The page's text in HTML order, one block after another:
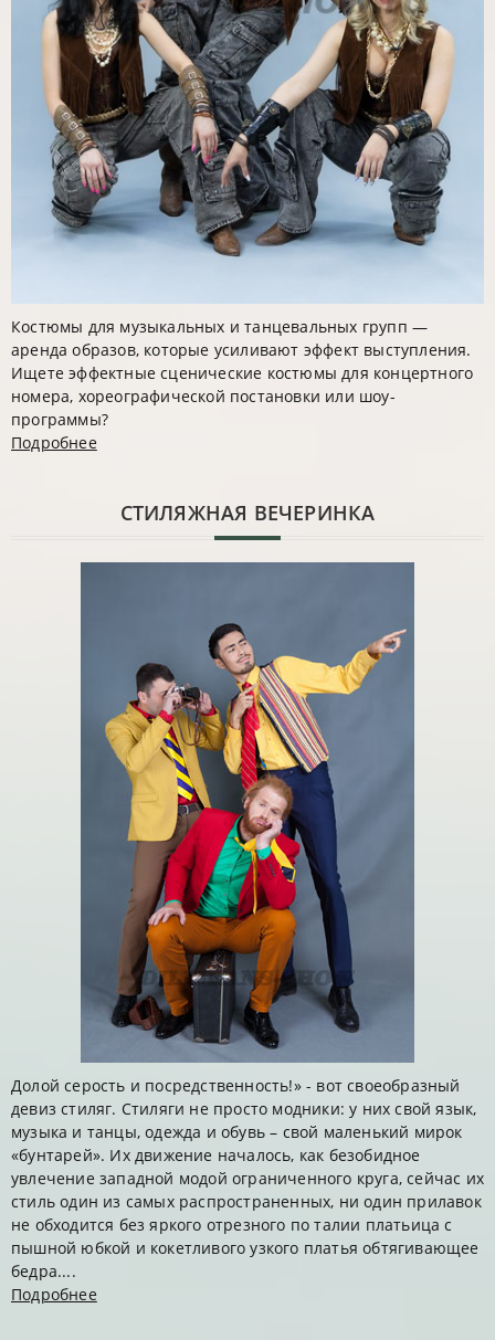
Костюмы для музыкальных и танцевальных групп —
аренда образов, которые усиливают эффект выступления.
Ищете эффектные сценические костюмы для концертного
номера, хореографической постановки или шоу-
программы?
Подробнее
CТИЛЯЖНАЯ ВЕЧЕРИНКА
Долой серость и посредственность!» - вот своеобразный
девиз стиляг. Стиляги не просто модники: у них свой язык,
музыка и танцы, одежда и обувь – свой маленький мирок
«бунтарей». Их движение началось, как безобидное
увлечение западной модой ограниченного круга, сейчас их
стиль один из самых распространенных, ни один прилавок
не обходится без яркого отрезного по талии платьица с
пышной юбкой и кокетливого узкого платья обтягивающее
бедра....
Подробнее